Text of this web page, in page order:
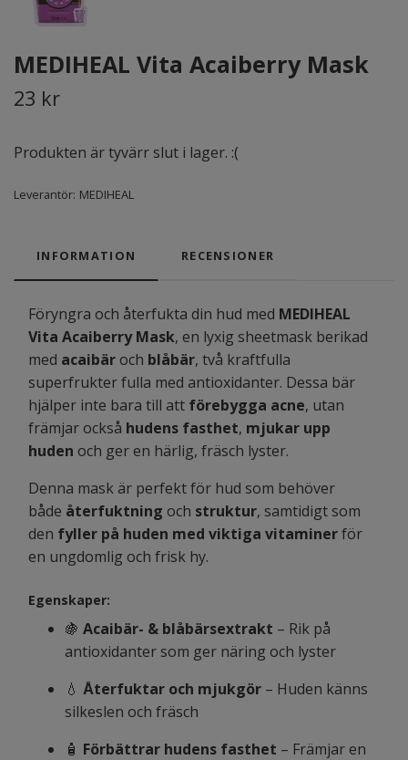
MEDIHEAL Vita Acaiberry Mask
23 kr
Produkten är tyvärr slut i lager. :(
Leverantör: MEDIHEAL
INFORMATION RECENSIONER
Föryngra och återfukta din hud med MEDIHEAL
Vita Acaiberry Mask, en lyxig sheetmask berikad
med acaibäroch blåbär, två kraftfulla
superfrukter fulla med antioxidanter. Dessa bär
hjälper inte bara till att förebygga acne, utan
främjar också hudens fasthet, mjukar upp
huden och ger en härlig, fräsch lyster.
Denna mask är perfekt för hud som behöver
både återfuktning och struktur, samtidigt som
den fyller på huden med viktiga vitaminerför
en ungdomlig och frisk hy.
Egenskaper:
🍇 Acaibär- & blåbärsextrakt – Rik på
antioxidanter som ger näring och lyster
💧 Återfuktar och mjukgör – Huden känns
silkeslen och fräsch
🧴 Förbättrar hudens fasthet – Främjar en